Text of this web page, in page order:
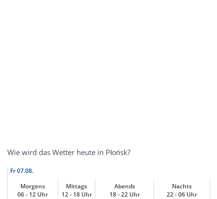
Wie wird das Wetter heute in Płońsk?
Fr07.08.
Morgens
06 - 12 Uhr
Mittags
12 - 18 Uhr
Abends
18 - 22 Uhr
Nachts
22 - 06 Uhr